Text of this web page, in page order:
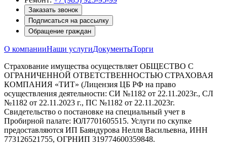
Заказать звонок
Подписаться на рассылку
Обращение граждан
О компанииНаши услугиДокументыТорги
Страхование имущества осуществляет ОБЩЕСТВО С
ОГРАНИЧЕННОЙ ОТВЕТСТВЕННОСТЬЮ СТРАХОВАЯ
КОМПАНИЯ «ТИТ» (Лицензия ЦБ РФ на право
осуществления деятельности: СИ №1182 от 22.11.2023г., СЛ
№1182 от 22.11.2023 г., ПС №1182 от 22.11.2023г.
Свидетельство о постановке на специальный учет в
Пробирной палате: ЮЛ7701605515. Услуги по скупке
предоставляются ИП Баяндурова Нелля Васильевна, ИНН
773126521755, ОГРНИП 319774600359848.